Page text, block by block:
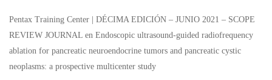
Pentax Training Center | DÉCIMA EDICIÓN – JUNIO 2021 – SCOPE
REVIEW JOURNAL en Endoscopic ultrasound-guided radiofrequency
ablation for pancreatic neuroendocrine tumors and pancreatic cystic
neoplasms: a prospective multicenter study